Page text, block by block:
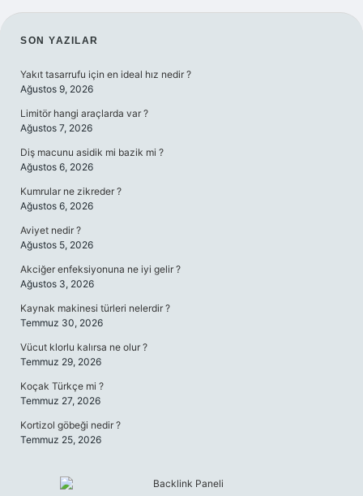
SIDEBAR
SON YAZILAR
Yakıt tasarrufu için en ideal hız nedir ?
Ağustos 9, 2026
Limitör hangi araçlarda var ?
Ağustos 7, 2026
Diş macunu asidik mi bazik mi ?
Ağustos 6, 2026
Kumrular ne zikreder ?
Ağustos 6, 2026
Aviyet nedir ?
Ağustos 5, 2026
Akciğer enfeksiyonuna ne iyi gelir ?
Ağustos 3, 2026
Kaynak makinesi türleri nelerdir ?
Temmuz 30, 2026
Vücut klorlu kalırsa ne olur ?
Temmuz 29, 2026
Koçak Türkçe mi ?
Temmuz 27, 2026
Kortizol göbeği nedir ?
Temmuz 25, 2026